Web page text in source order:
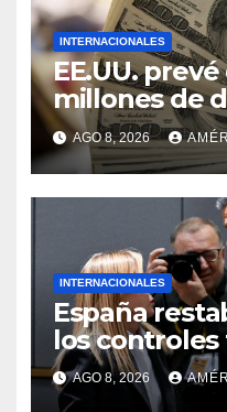
INTERNACIONALES
EE.UU.
millones de
Colombia
seguridad
AGO 8, 2026
INTERNACIONALES
España
los
Italia tras el
a retirar las
AGO 8, 2026